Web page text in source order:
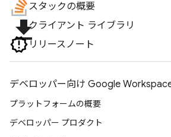
スタックの概要
file_downloadクライアント ライブラリ
リリースノート
デベロッパー向け Google
プラットフォームの概要
デベロッパー プロダクト